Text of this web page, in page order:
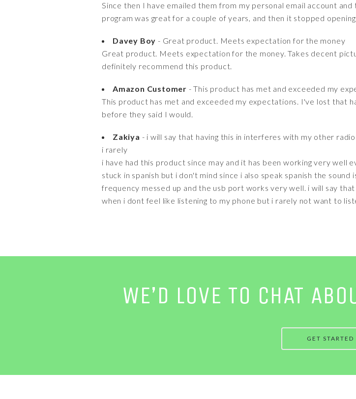
Since then I have emailed them from my personal email account
program was great for a couple of years, and then it stopped
Davey Boy - Great product. Meets expectation for the money
Great product. Meets expectation for the money. Takes decent
definitely recommend this product.
Amazon Customer - This product has met and exceeded my
This product has met and exceeded my expectations. I've lost that
before they said I would.
Zakiya - i will say that having this in interferes with my other
i rarely
i have had this product since may and it has been working very well
stuck in spanish but i don't mind since i also speak spanish the
frequency messed up and the usb port works very well. i will say
when i dont feel like listening to my phone but i rarely not want to
WE’D LOVE TO CHAT
GET STARTED